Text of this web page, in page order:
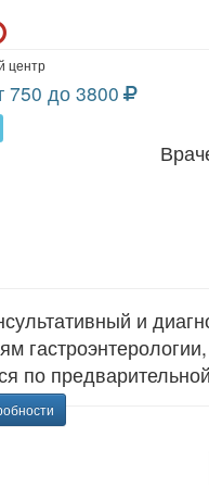
центр
750 до 3800
и
по